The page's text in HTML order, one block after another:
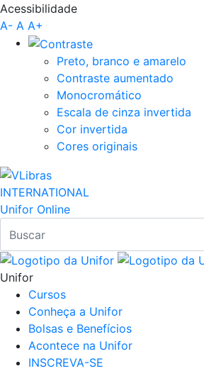
Pular para o Conteúdo principal
Acessibilidade
A- A A+
Preto, branco e amarelo
Contraste aumentado
Monocromático
Escala de cinza invertida
Cor invertida
Cores originais
INTERNATIONAL
Unifor Online
Unifor
Cursos
Conheça a Unifor
Bolsas e Benefícios
Acontece na Unifor
INSCREVA-SE